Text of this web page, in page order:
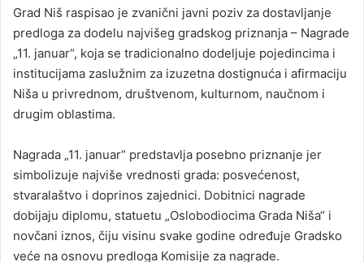
Grad Niš raspisao je zvanični javni poziv za dostavljanje
predloga za dodelu najvišeg gradskog priznanja – Nagrade
„11. januar“, koja se tradicionalno dodeljuje pojedincima i
institucijama zaslužnim za izuzetna dostignuća i afirmaciju
Niša u privrednom, društvenom, kulturnom, naučnom i
drugim oblastima.
Nagrada „11. januar“ predstavlja posebno priznanje jer
simbolizuje najviše vrednosti grada: posvećenost,
stvaralaštvo i doprinos zajednici. Dobitnici nagrade
dobijaju diplomu, statuetu „Oslobodiocima Grada Niša“ i
novčani iznos, čiju visinu svake godine određuje Gradsko
veće na osnovu predloga Komisije za nagrade.